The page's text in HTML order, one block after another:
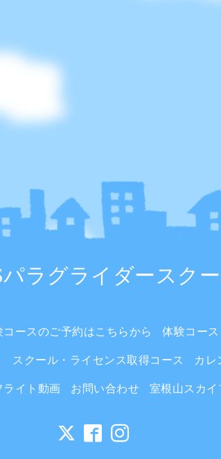
パラグライダースク
コースのご予約はこちらから 体験コー
スクール・ライセンス取得コース カレ
イト動画 お問い合わせ 室根山スカ